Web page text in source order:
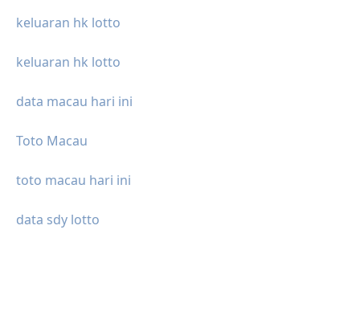
keluaran hk lotto
keluaran hk lotto
data macau hari ini
Toto Macau
toto macau hari ini
data sdy lotto